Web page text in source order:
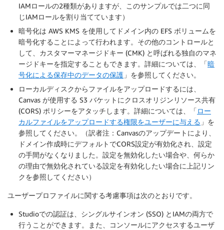
IAMロールの2種類がありますが、このサンプルでは二つに同
じIAMロールを割り当てています）
暗号化は AWS KMS を使用してドメイン内の EFS ボリュームを
暗号化することによって行われます。その他のコントロールと
して、カスタマーマネージドキー (CMK) と呼ばれる独自のマネ
ージドキーを指定することもできます。詳細については、「暗
号化による保存中のデータの保護 」を参照してください。
ローカルディスクからファイルをアップロードするには、
Canvas が使用する S3 バケットにクロスオリジンリソース共有
(CORS) ポリシーをアタッチします。詳細については、「ロー
カルファイルをアップロードする権限をユーザーに与える 」を
参照してください。（訳者注：Canvasのアップデートにより、
ドメイン作成時にデフォルトでCORS設定が有効化され、設定
の手間がなくなりました。設定を無効化したい場合や、何らか
の理由で無効化されている設定を有効化したい場合に上記リン
クを参照してください）
ユーザープロファイルに関する考慮事項は次のとおりです。
Studioでの認証は、シングルサインオン (SSO) とIAMの両方で
行うことができます。また、コンソールにアクセスするユーザ